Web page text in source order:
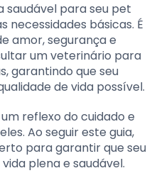
saudável para seu pet
necessidades básicas. É
amor, segurança e
um veterinário para
garantindo que seu
de vida possível.
reflexo do cuidado e
Ao seguir este guia,
para garantir que seu
plena e saudável.